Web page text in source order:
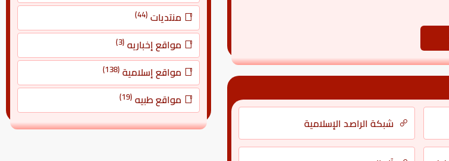
شبكة الراصد الإسلامية
منتديات (44)
مواقع إخباريه (3)
مواقع إسلامية (138)
مواقع طبيه (19)